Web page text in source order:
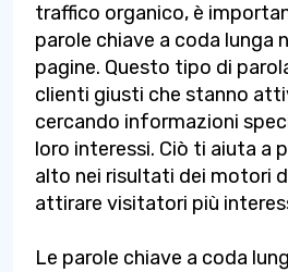
traffico organico, è
parole chiave a coda lunga
pagine. Questo tipo di
clienti giusti che stanno
cercando informazioni
loro interessi. Ciò ti aiuta a
alto nei risultati dei motori
attirare visitatori più
Le parole chiave a coda